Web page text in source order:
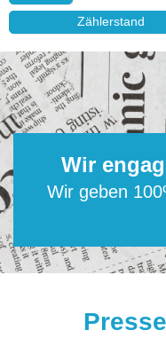
Zählerstand
Wir
Wir geben